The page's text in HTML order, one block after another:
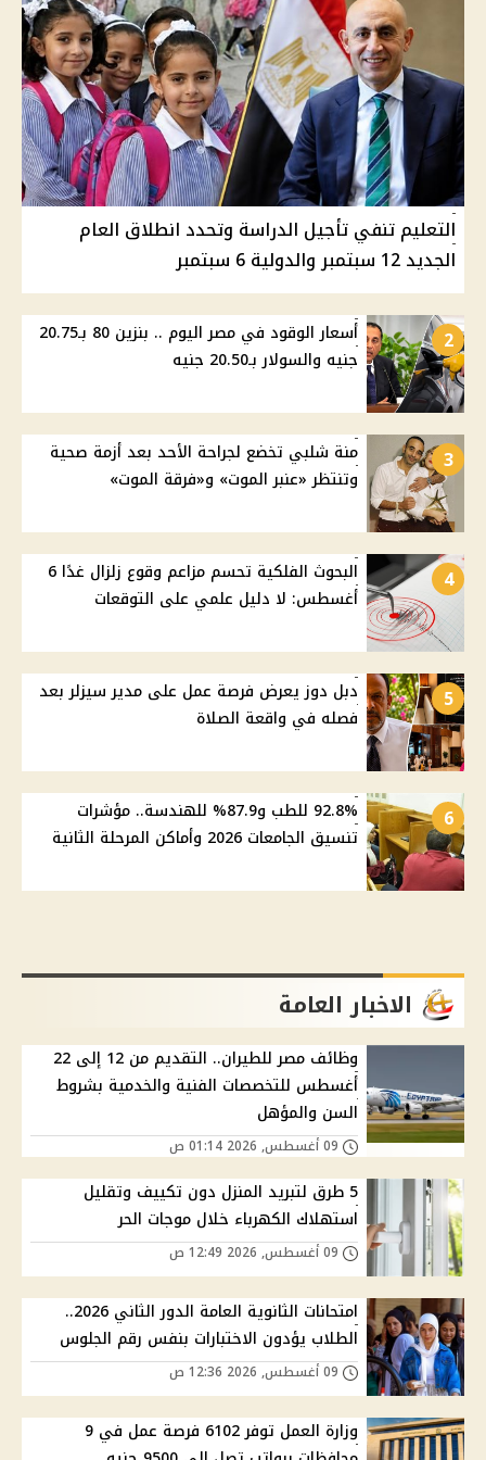
التعليم تنفي تأجيل الدراسة وتحدد انطلاق العام
الجديد 12 سبتمبر والدولية 6 سبتمبر
2
أسعار الوقود في مصر اليوم .. بنزين 80 بـ20.75
جنيه والسولار بـ20.50 جنيه
3
منة شلبي تخضع لجراحة الأحد بعد أزمة صحية
وتنتظر «عنبر الموت» و«فرقة الموت»
4
البحوث الفلكية تحسم مزاعم وقوع زلزال غدًا 6
أغسطس: لا دليل علمي على التوقعات
5
دبل دوز يعرض فرصة عمل على مدير سيزلر بعد
فصله في واقعة الصلاة
6
92.8% للطب و87.9% للهندسة.. مؤشرات
تنسيق الجامعات 2026 وأماكن المرحلة الثانية
الاخبار العامة
وظائف مصر للطيران.. التقديم من 12 إلى 22
أغسطس للتخصصات الفنية والخدمية بشروط
السن والمؤهل
5 طرق لتبريد المنزل دون تكييف وتقليل
استهلاك الكهرباء خلال موجات الحر
امتحانات الثانوية العامة الدور الثاني 2026..
الطلاب يؤدون الاختبارات بنفس رقم الجلوس
وزارة العمل توفر 6102 فرصة عمل في 9